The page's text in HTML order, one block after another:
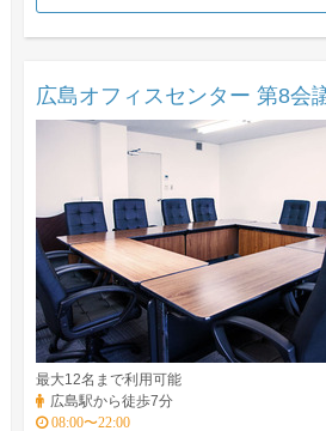
広島オフィスセンター 第8会
最大12名まで利用可能
広島駅から徒歩7分
08:00〜22:00